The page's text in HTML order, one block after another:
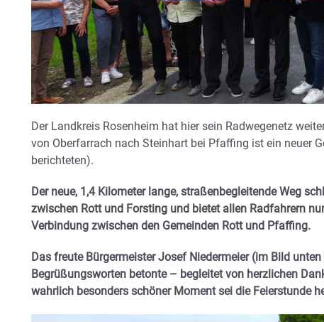
Der Landkreis Rosenheim hat hier sein Radwegenetz
von Oberfarrach nach Steinhart bei Pfaffing ist ein neuer
berichteten).
Der neue, 1,4 Kilometer lange, straßenbegleitende Weg
zwischen Rott und Forsting und bietet allen Radfahrern
Verbindung zwischen den Gemeinden Rott und Pfaffing.
Das freute Bürgermeister Josef Niedermeier (im Bild
Begrüßungsworten betonte – begleitet von herzlichen
wahrlich besonders schöner Moment sei die Feierstunde